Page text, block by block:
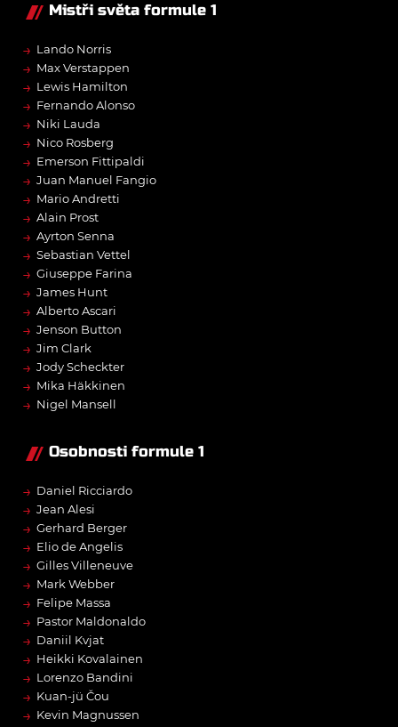
Mistři světa formule 1
→ Lando Norris
→ Max Verstappen
→ Lewis Hamilton
→ Fernando Alonso
→ Niki Lauda
→ Nico Rosberg
→ Emerson Fittipaldi
→ Juan Manuel Fangio
→ Mario Andretti
→ Alain Prost
→ Ayrton Senna
→ Sebastian Vettel
→ Giuseppe Farina
→ James Hunt
→ Alberto Ascari
→ Jenson Button
→ Jim Clark
→ Jody Scheckter
→ Mika Häkkinen
→ Nigel Mansell
Osobnosti formule 1
→ Daniel Ricciardo
→ Jean Alesi
→ Gerhard Berger
→ Elio de Angelis
→ Gilles Villeneuve
→ Mark Webber
→ Felipe Massa
→ Pastor Maldonaldo
→ Daniil Kvjat
→ Heikki Kovalainen
→ Lorenzo Bandini
→ Kuan-jü Čou
→ Kevin Magnussen